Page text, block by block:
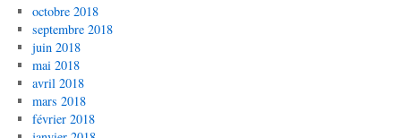
octobre 2018
septembre 2018
juin 2018
mai 2018
avril 2018
mars 2018
février 2018